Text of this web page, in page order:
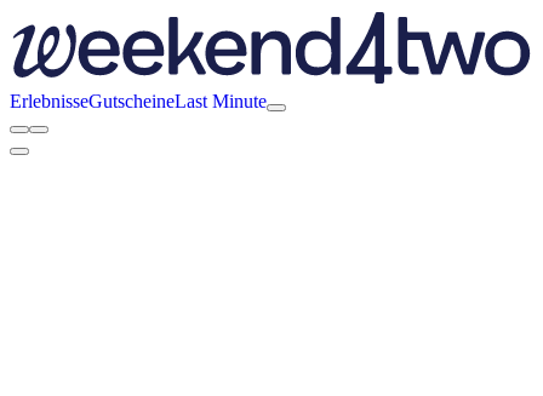
ErlebnisseGutscheineLast Minute